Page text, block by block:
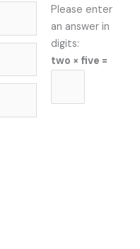
Please enter
an answer in
digits:
two × five =